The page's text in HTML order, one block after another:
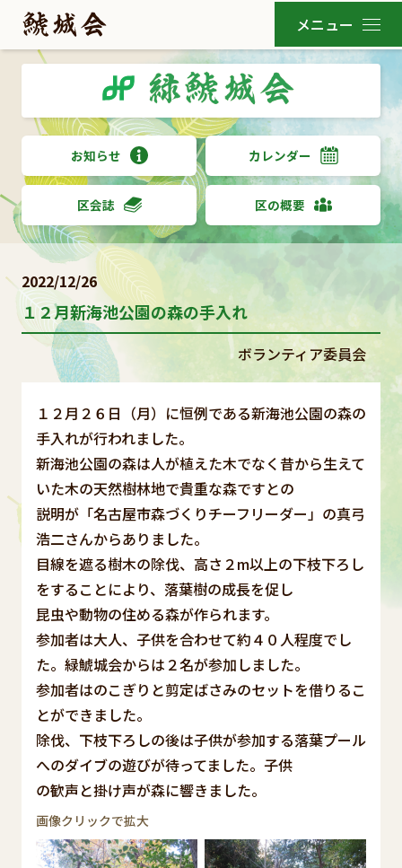
お知らせ カレンダー
区会誌 区の概要
2022/12/26
１２月新海池公園の森の手入れ
ボランティア委員会
１２月２６日（月）に恒例である新海池公園の森の
手入れが行われました。
新海池公園の森は人が植えた木でなく昔から生えて
いた木の天然樹林地で貴重な森ですとの
説明が「名古屋市森づくりチーフリーダー」の真弓
浩二さんからありました。
目線を遮る樹木の除伐、高さ２m以上の下枝下ろし
をすることにより、落葉樹の成長を促し
昆虫や動物の住める森が作られます。
参加者は大人、子供を合わせて約４０人程度でし
た。緑鯱城会からは２名が参加しました。
参加者はのこぎりと剪定ばさみのセットを借りるこ
とができました。
除伐、下枝下ろしの後は子供が参加する落葉プール
へのダイブの遊びが待ってました。子供
の歓声と掛け声が森に響きました。
画像クリックで拡大